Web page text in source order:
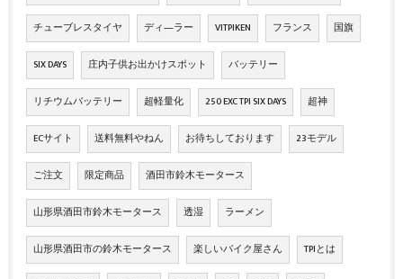
チューブレスタイヤ ディ―ラー VITPIKEN フランス 国旗
SIX DAYS 庄内子供お出かけスポット バッテリー
リチウムバッテリー 超軽量化 250 EXC TPI SIX DAYS 超神
ECサイト 送料無料やねん お待ちしております 23モデル
ご注文 限定商品 酒田市鈴木モータース
山形県酒田市鈴木モータース 透湿 ラーメン
山形県酒田市の鈴木モータース 楽しいバイク屋さん TPIとは